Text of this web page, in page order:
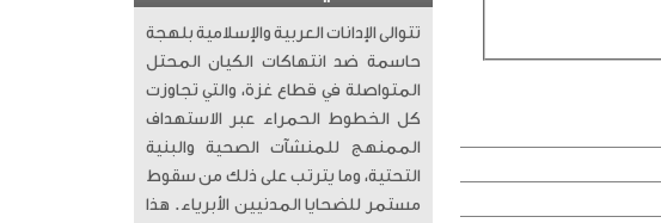
تتوالى الإدانات العربية والإسلامية بلهجة
حاسمة ضد انتهاكات الكيان المحتل
المتواصلة في قطاع غزة، والتي تجاوزت
كل الخطوط الحمراء عبر الاستهداف
الممنهج للمنشآت الصحية والبنية
التحتية، وما يترتب على ذلك من سقوط
مستمر للضحايا المدنيين الأبرياء. ​ هذا